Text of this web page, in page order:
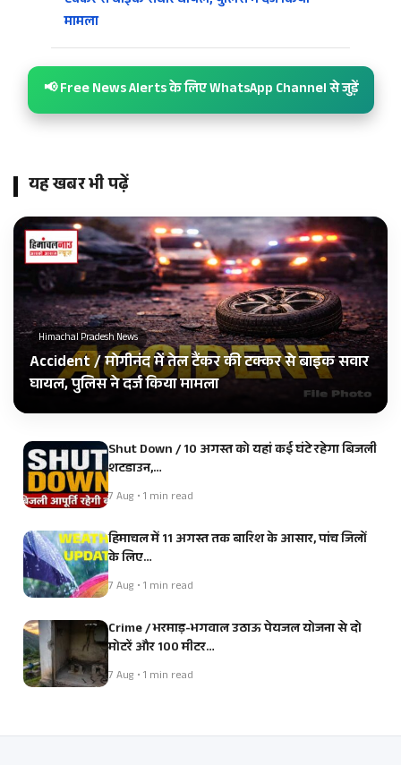
मामला
📢 Free News Alerts के लिए WhatsApp Channel से जुड़ें
यह खबर भी पढ़ें
Himachal Pradesh News
Accident / मोगीनंद में तेल टैंकर की टक्कर से बाइक सवार
घायल, पुलिस ने दर्ज किया मामला
Shut Down / 10 अगस्त को यहां कई घंटे रहेगा बिजली
शटडाउन,…
7 Aug • 1 min read
हिमाचल में 11 अगस्त तक बारिश के आसार, पांच जिलों
के लिए…
7 Aug • 1 min read
Crime / भरमाड़-भगवाल उठाऊ पेयजल योजना से दो
मोटरें और 100 मीटर…
7 Aug • 1 min read